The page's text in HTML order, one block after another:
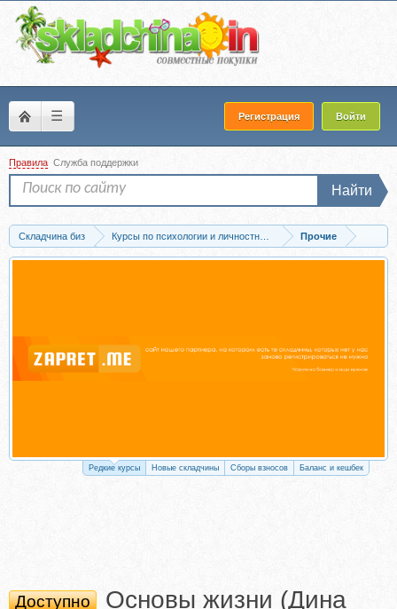
☰ Регистрация Войти
Правила Служба поддержки
Найти
Складчина биз Курсы по психологии и личностному развитию
Прочие
Скачать Основы жизни (Дина Гумерова)
Редкие курсы Новые складчины Сборы взносов Баланс и кешбек
Доступно
Основы жизни (Дина